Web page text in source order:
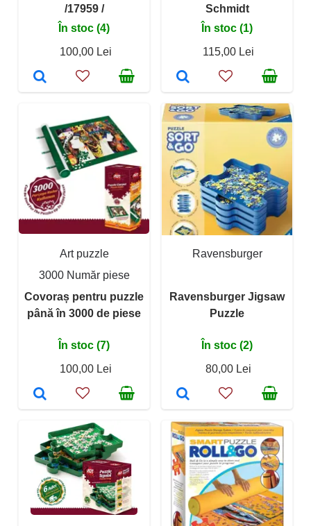
/17959 /
În stoc (4)
100,00 Lei
Schmidt
În stoc (1)
115,00 Lei
Art puzzle
3000 Număr piese
Covoraș pentru puzzle
până în 3000 de piese
În stoc (7)
100,00 Lei
Ravensburger
Ravensburger Jigsaw
Puzzle
În stoc (2)
80,00 Lei